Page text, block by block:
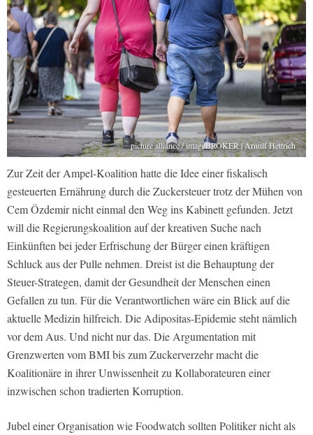
picture alliance / imageBROKER | Arnulf Hettrich
Zur Zeit der Ampel-Koalition hatte die Idee einer fiskalisch
gesteuerten Ernährung durch die Zuckersteuer trotz der Mühen von
Cem Özdemir nicht einmal den Weg ins Kabinett gefunden. Jetzt
will die Regierungskoalition auf der kreativen Suche nach
Einkünften bei jeder Erfrischung der Bürger einen kräftigen
Schluck aus der Pulle nehmen. Dreist ist die Behauptung der
Steuer-Strategen, damit der Gesundheit der Menschen einen
Gefallen zu tun. Für die Verantwortlichen wäre ein Blick auf die
aktuelle Medizin hilfreich. Die Adipositas-Epidemie steht nämlich
vor dem Aus. Und nicht nur das. Die Argumentation mit
Grenzwerten vom BMI bis zum Zuckerverzehr macht die
Koalitionäre in ihrer Unwissenheit zu Kollaborateuren einer
inzwischen schon tradierten Korruption.
Jubel einer Organisation wie Foodwatch sollten Politiker nicht als